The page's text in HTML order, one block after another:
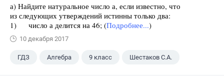
а) Найдите натуральное число а, если известно, что
из следующих утверждений истинны только два:
1) число а делится на 46; (Подробнее...)
10 декабря 2017
ГДЗ Алгебра 9 класс Шестаков С.А.